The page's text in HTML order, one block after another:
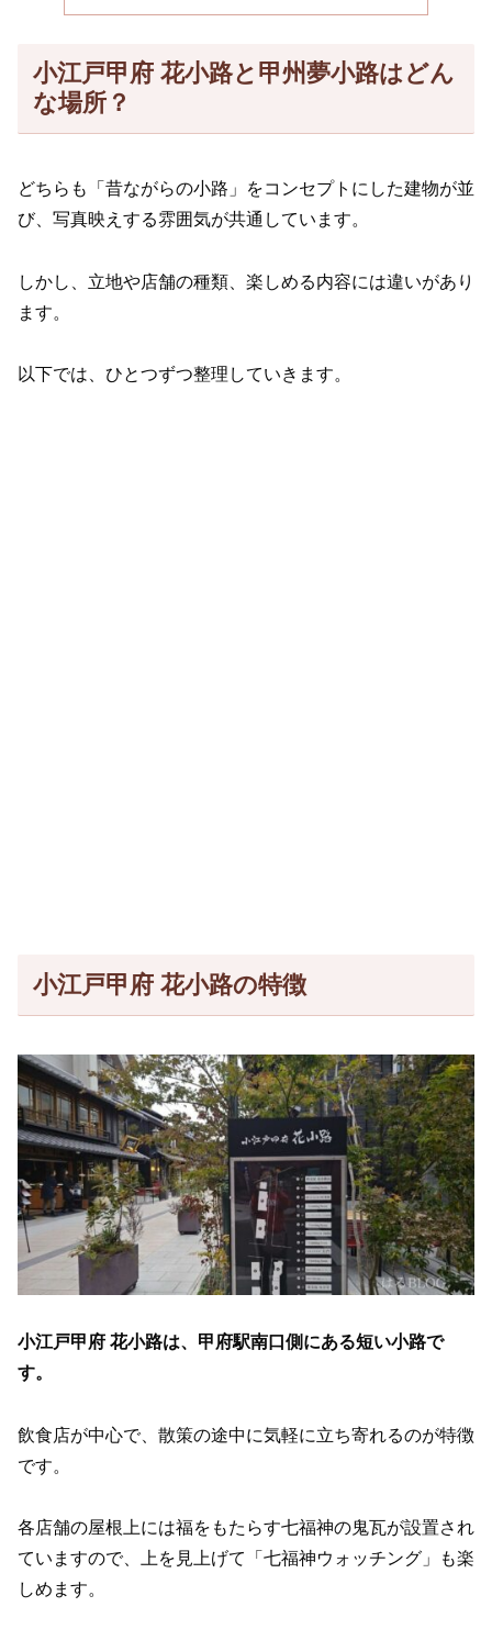
小江戸甲府 花小路と甲州夢小路はどん
な場所？
どちらも「昔ながらの小路」をコンセプトにした建物が並
び、写真映えする雰囲気が共通しています。
しかし、立地や店舗の種類、楽しめる内容には違いがあり
ます。
以下では、ひとつずつ整理していきます。
小江戸甲府 花小路の特徴
小江戸甲府 花小路は、甲府駅南口側にある短い小路で
す。
飲食店が中心で、散策の途中に気軽に立ち寄れるのが特徴
です。
各店舗の屋根上には福をもたらす七福神の鬼瓦が設置され
ていますので、上を見上げて「七福神ウォッチング」も楽
しめます。